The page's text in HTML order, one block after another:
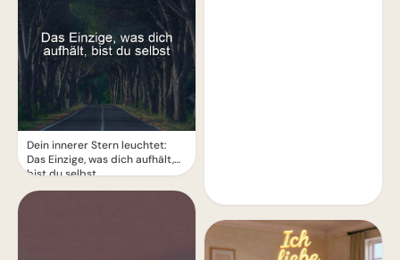
Dein innerer Stern leuchtet:
Das Einzige, was dich aufhält,
bist du selbst.